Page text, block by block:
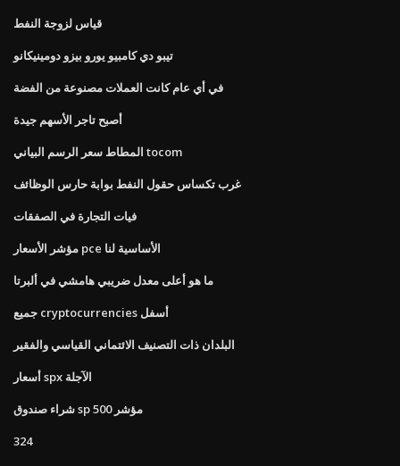
قياس لزوجة النفط
تيبو دي كامبيو يورو بيزو دومينيكانو
في أي عام كانت العملات مصنوعة من الفضة
أصبح تاجر الأسهم جيدة
المطاط سعر الرسم البياني tocom
غرب تكساس حقول النفط بوابة حارس الوظائف
فيات التجارة في الصفقات
مؤشر الأسعار pce الأساسية لنا
ما هو أعلى معدل ضريبي هامشي في ألبرتا
جميع cryptocurrencies أسفل
البلدان ذات التصنيف الائتماني القياسي والفقير
أسعار spx الآجلة
شراء صندوق sp 500 مؤشر
324